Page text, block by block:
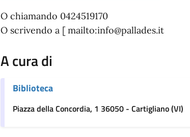
O chiamando 0424519170
O scrivendo a [ mailto:info@pallades.it
A cura di
Biblioteca
Piazza della Concordia, 1 36050 - Cartigliano (VI)